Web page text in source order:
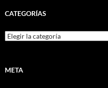
CATEGORÍAS
Categorías
META